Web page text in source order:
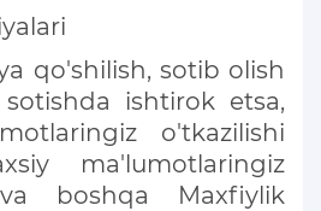
qo'shilish, sotib olish
ishtirok etsa,
o'tkazilishi
ma'lumotlaringiz
boshqa Maxfiylik